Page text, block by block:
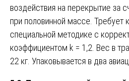
воздействия на перекрытие за
при половинной массе. Требует
специальной методике с
коэффициентом k = 1,2. Вес в
22 кг. Упаковывается в два